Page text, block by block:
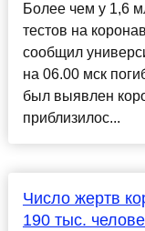
Более чем у 1,6
тестов на
сообщил
на 06.00 мск
был выявлен
приблизилос...
Число жертв
190 тыс.